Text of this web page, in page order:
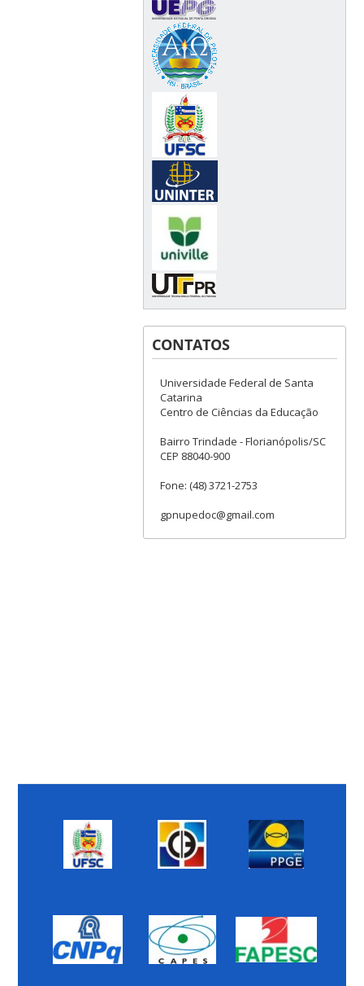
CONTATOS
Universidade Federal de Santa
Catarina
Centro de Ciências da Educação
Bairro Trindade - Florianópolis/SC
CEP 88040-900
Fone: (48) 3721-2753
gpnupedoc@gmail.com